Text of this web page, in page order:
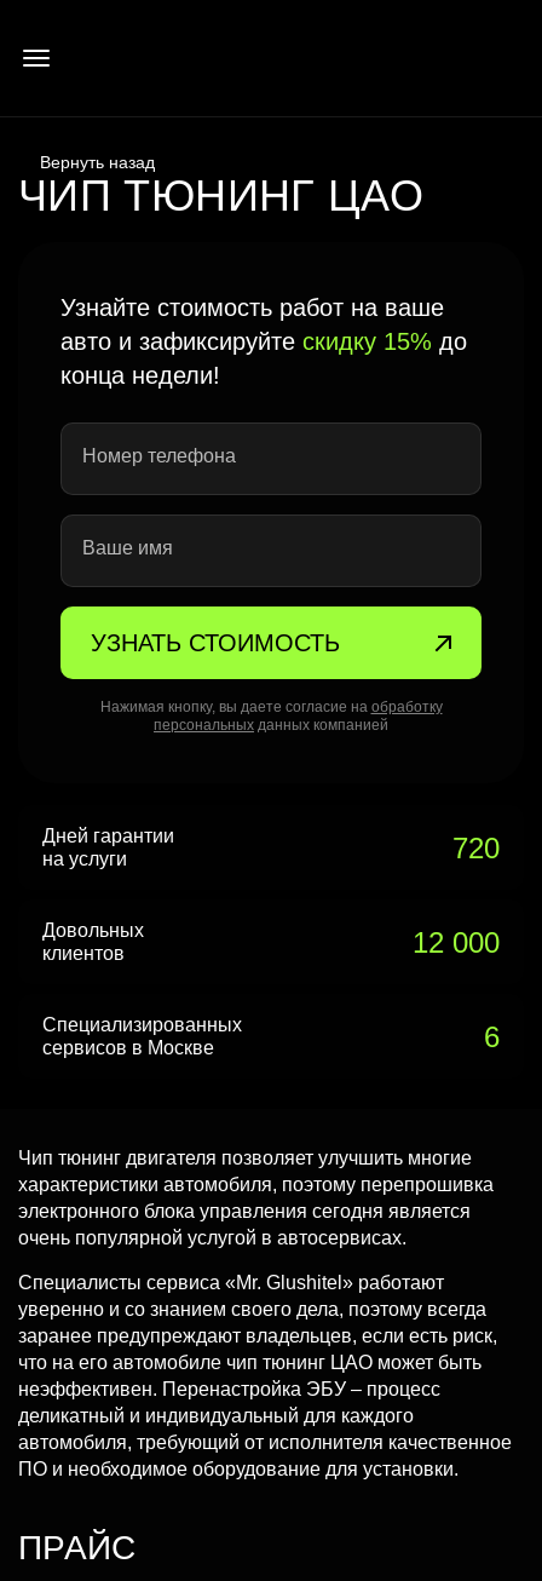
ЧИП ТЮНИНГ ЦАО
Узнайте стоимость работ на ваше
авто и зафиксируйте скидку 15% до
конца недели!
Номер телефона
Ваше имя
УЗНАТЬ СТОИМОСТЬ
Нажимая кнопку, вы даете согласие на обработку
персональных данных компанией
720
Дней гарантии
на услуги
12 000
Довольных
клиентов
6
Специализированных
сервисов в Москве
Чип тюнинг двигателя позволяет улучшить многие
характеристики автомобиля, поэтому перепрошивка
электронного блока управления сегодня является
очень популярной услугой в автосервисах.
Специалисты сервиса «Mr. Glushitel» работают
уверенно и со знанием своего дела, поэтому всегда
заранее предупреждают владельцев, если есть риск,
что на его автомобиле чип тюнинг ЦАО может быть
неэффективен. Перенастройка ЭБУ – процесс
деликатный и индивидуальный для каждого
автомобиля, требующий от исполнителя качественное
ПО и необходимое оборудование для установки.
ПРАЙС